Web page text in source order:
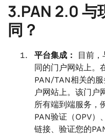
3.PAN 2.0 与
同？
平台集成：
目前
同的门户网站上。
PAN/TAN相关的
户网站上。该门户
所有端到端服务，
PAN验证（OPV）
链接、验证您的